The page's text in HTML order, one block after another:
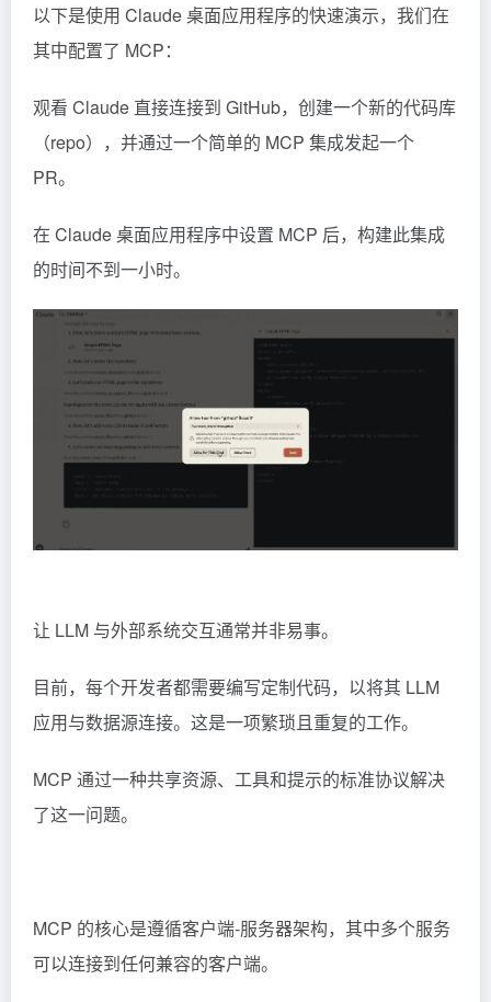
以下是使用 Claude桌面应用程序的快速演示，我们在
其中配置了 MCP：
观看 Claude 直接连接到 GitHub，创建一个新的代码库
（repo），并通过一个简单的 MCP 集成发起一个
PR。
在 Claude 桌面应用程序中设置 MCP 后，构建此集成
的时间不到一小时。
让 LLM 与外部系统交互通常并非易事。
目前，每个开发者都需要编写定制代码，以将其 LLM
应用与数据源连接。这是一项繁琐且重复的工作。
MCP 通过一种共享资源、工具和提示的标准协议解决
了这一问题。
MCP 的核心是遵循客户端-服务器架构，其中多个服务
可以连接到任何兼容的客户端。